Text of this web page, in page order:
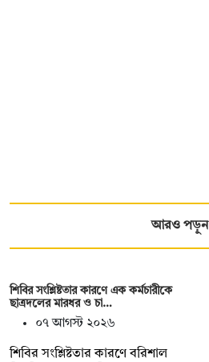
আরও পড়ুন
শিবির সংশ্লিষ্টতার কারণে এক কর্মচারীকে
ছাত্রদলের মারধর ও চা…
০৭ আগস্ট ২০২৬
শিবির সংশ্লিষ্টতার কারণে বরিশাল